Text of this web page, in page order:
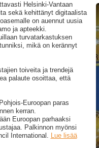
Helsinki-Vantaan
sekä kehittänyt digitaalista
on auennut uusia
ja apteekki.
turvatarkastuksen
mikä on kerännyt
toiveita ja trendejä
palaute osoittaa, että
Euroopan paras
kerran.
Euroopan parhaaksi
Palkinnon myönsi
International. Lue lisää